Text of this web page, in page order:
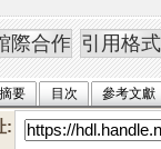
要 目次 參考文獻
: